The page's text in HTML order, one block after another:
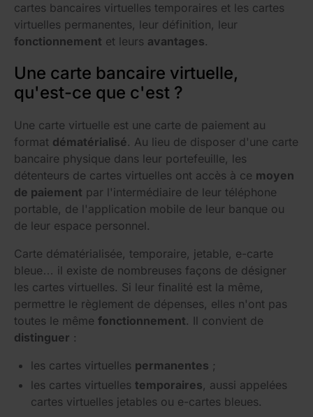
cartes bancaires virtuelles temporaires et les cartes
virtuelles permanentes, leur définition, leur
fonctionnement et leurs avantages.
Une carte bancaire virtuelle,
qu'est-ce que c'est ?
Une carte virtuelle est une carte de paiement au
format dématérialisé. Au lieu de disposer d'une carte
bancaire physique dans leur portefeuille, les
détenteurs de cartes virtuelles ont accès à ce moyen
de paiement par l'intermédiaire de leur téléphone
portable, de l'application mobile de leur banque ou
de leur espace personnel.
Carte dématérialisée, temporaire, jetable, e-carte
bleue… il existe de nombreuses façons de désigner
les cartes virtuelles. Si leur finalité est la même,
permettre le règlement de dépenses, elles n'ont pas
toutes le même fonctionnement. Il convient de
distinguer :
les cartes virtuelles permanentes ;
les cartes virtuelles temporaires, aussi appelées
cartes virtuelles jetables ou e-cartes bleues.